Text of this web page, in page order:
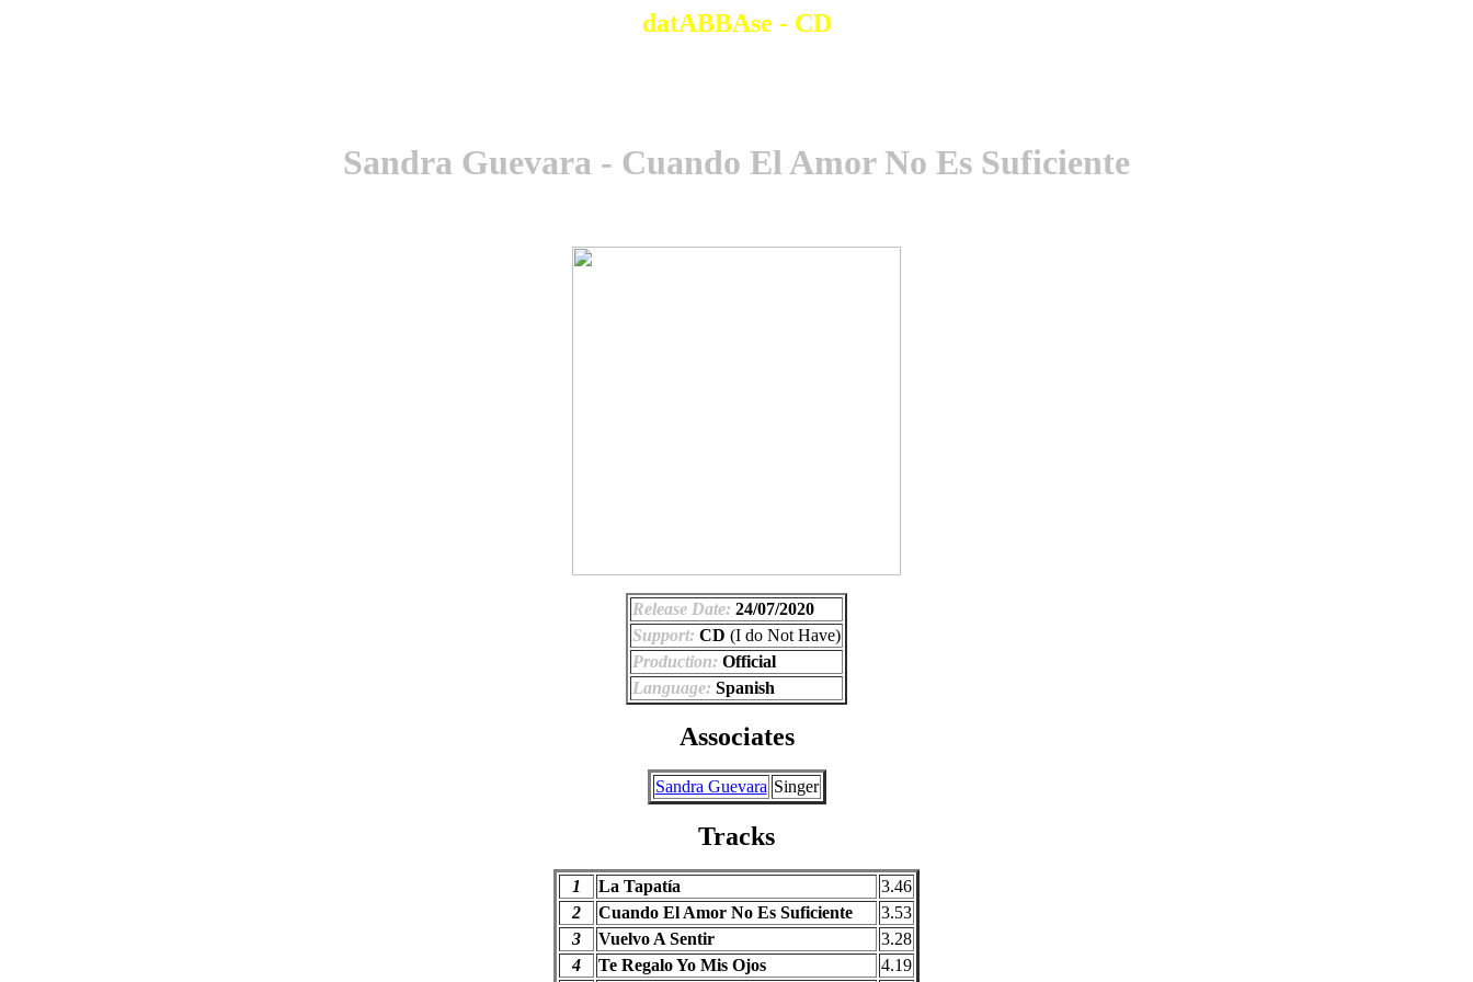
datABBAse - CD
Sandra Guevara - Cuando El Amor No Es Suficiente
Release Date: 24/07/2020
Support: CD (I do Not Have)
Production: Official
Language: Spanish
Associates
Sandra Guevara Singer
Tracks
1 La Tapatía
3.46
2
Cuando El Amor No Es Suficiente
3.53
3
Vuelvo A Sentir
3.28
4
Te Regalo Yo Mis Ojos
4.19